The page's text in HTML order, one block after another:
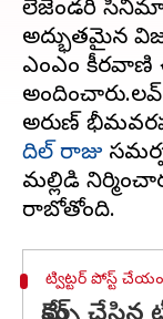
లెజెండరీ
అద్భుతమైన
ఎంఎం కీరవాణి
దిల్ రాజు
మల్లిడి
ట్విట్టర్ పోస్ట్